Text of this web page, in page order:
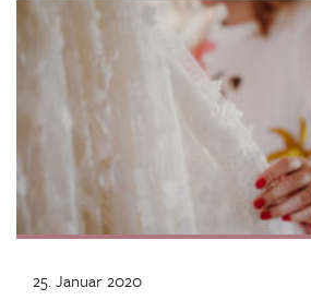
25. Januar 2020